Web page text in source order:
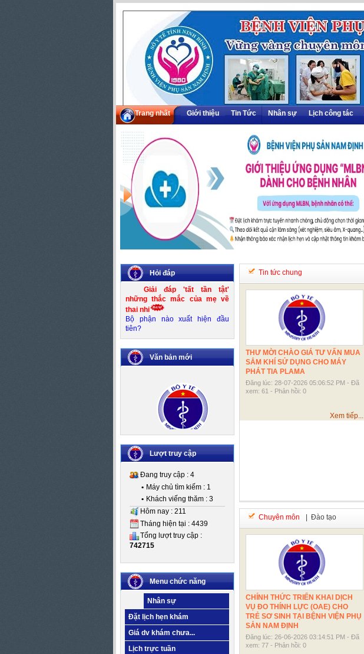
Trang nhất Giới thiệu Tin Tức Nhân sự Lịch công tác
Hỏi đáp
Giải đáp 'tất tần tật'
những thắc mắc của mẹ về
thai nhi
Bộ phận nào xuất hiện đầu
tiên?
Văn bản mới
Số:Số 83/KH-UBND
Tên:(Kế hoạch thực hiện Đề án
Kiểm soát mất cân bằng giới
tính khi sinh giai đoạn 2016-
2020)
Ngày BH: (25/10/2016)
Lượt truy cập
Đang truy cập : 4
• Máy chủ tìm kiếm : 1
• Khách viếng thăm : 3
Hôm nay : 211
Tháng hiện tại : 4439
Tổng lượt truy cập :
742715
Menu chức năng
Nhân sự
Đặt lịch hẹn khám
Giá dv khám chưa...
Lịch trực tuần
Tin tức chung
THƯ MỜI CHÀO GIÁ TƯ VẤN MUA
SẮM KHÍ SỬ DỤNG CHO MÁY
PHÁT TIA PLAMA
Đăng lúc: 28-07-2026 05:06:52 PM - Đã
xem: 61 - Phản hồi: 0
Xem tiếp...
Chuyên môn | Đào tạo
CHÍNH THỨC TRIỂN KHAI DỊCH
VỤ ĐO THÍNH LỰC (OAE) CHO
TRẺ SƠ SINH TẠI BỆNH VIỆN PHỤ
SẢN NAM ĐỊNH
Đăng lúc: 26-06-2026 03:14:51 PM - Đã
xem: 77 - Phản hồi: 0